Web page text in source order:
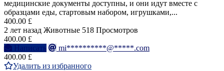
медицинские документы доступны, и они идут вместе с
образцами еды, стартовым набором, игрушками,...
400.00 £
2 лет назад Животные 518 Просмотров
400.00 £
Написать
mi**********@*****.com
400.00 £
Удалить из избранного